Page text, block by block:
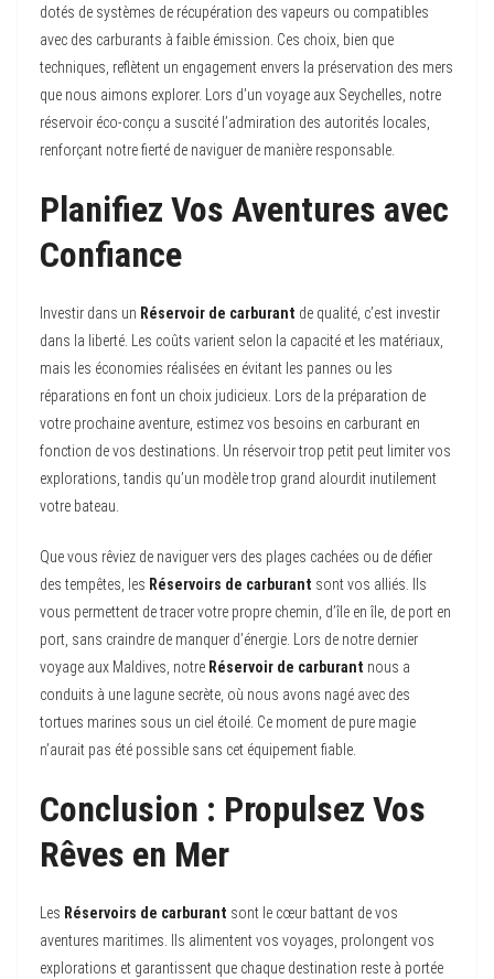
dotés de systèmes de récupération des vapeurs ou compatibles
avec des carburants à faible émission. Ces choix, bien que
techniques, reflètent un engagement envers la préservation des mers
que nous aimons explorer. Lors d’un voyage aux Seychelles, notre
réservoir éco-conçu a suscité l’admiration des autorités locales,
renforçant notre fierté de naviguer de manière responsable.
Planifiez Vos Aventures avec
Confiance
Investir dans un Réservoir de carburant de qualité, c’est investir
dans la liberté. Les coûts varient selon la capacité et les matériaux,
mais les économies réalisées en évitant les pannes ou les
réparations en font un choix judicieux. Lors de la préparation de
votre prochaine aventure, estimez vos besoins en carburant en
fonction de vos destinations. Un réservoir trop petit peut limiter vos
explorations, tandis qu’un modèle trop grand alourdit inutilement
votre bateau.
Que vous rêviez de naviguer vers des plages cachées ou de défier
des tempêtes, les Réservoirs de carburant sont vos alliés. Ils
vous permettent de tracer votre propre chemin, d’île en île, de port en
port, sans craindre de manquer d’énergie. Lors de notre dernier
voyage aux Maldives, notre Réservoir de carburant nous a
conduits à une lagune secrète, où nous avons nagé avec des
tortues marines sous un ciel étoilé. Ce moment de pure magie
n’aurait pas été possible sans cet équipement fiable.
Conclusion : Propulsez Vos
Rêves en Mer
Les Réservoirs de carburant sont le cœur battant de vos
aventures maritimes. Ils alimentent vos voyages, prolongent vos
explorations et garantissent que chaque destination reste à portée